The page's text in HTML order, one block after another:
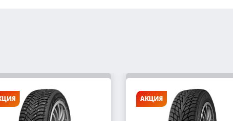
АКЦИЯ